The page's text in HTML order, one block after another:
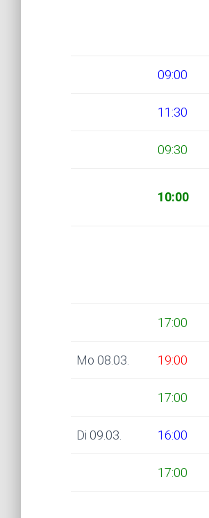
09:00
11:30
09:30
10:00
17:00
Mo 08.03. 19:00
17:00
Di 09.03. 16:00
17:00